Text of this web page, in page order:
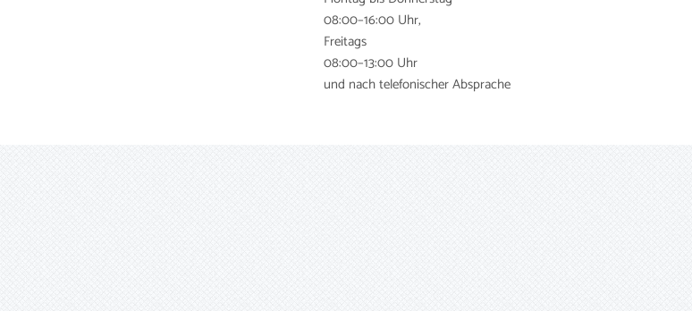
08:00–16:00 Uhr,
Freitags
08:00–13:00 Uhr
und nach telefonischer Absprache